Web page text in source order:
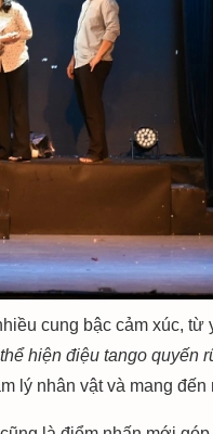
cung bậc cảm xúc, từ
thể hiện điệu tango quyến
lý nhân vật và mang